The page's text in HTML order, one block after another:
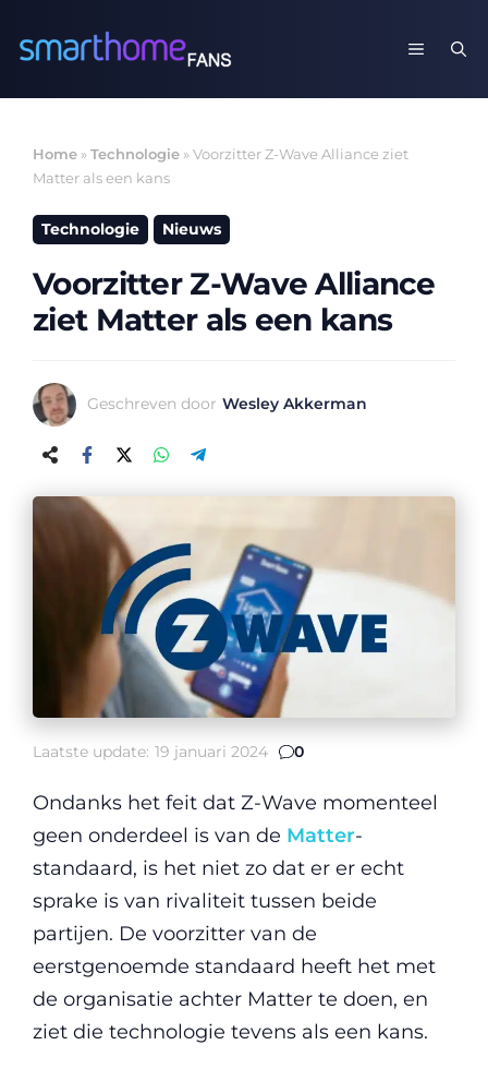
naar
MENU
Home »Technologie »Voorzitter Z-Wave Alliance ziet
Matter als een kans
Technologie Nieuws
Voorzitter Z-Wave Alliance
ziet Matter als een kans
Geschreven door Wesley Akkerman
Laatste update: 19 januari 2024 0
Ondanks het feit dat Z-Wave momenteel
geen onderdeel is van de Matter-
standaard, is het niet zo dat er er echt
sprake is van rivaliteit tussen beide
partijen. De voorzitter van de
eerstgenoemde standaard heeft het met
de organisatie achter Matter te doen, en
ziet die technologie tevens als een kans.